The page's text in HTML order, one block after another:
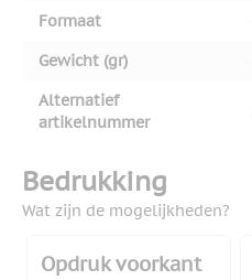
Formaat
Gewicht (gr)
Alternatief
artikelnummer
Bedrukking
Wat zijn de mogelijkheden?
Opdruk voorkant